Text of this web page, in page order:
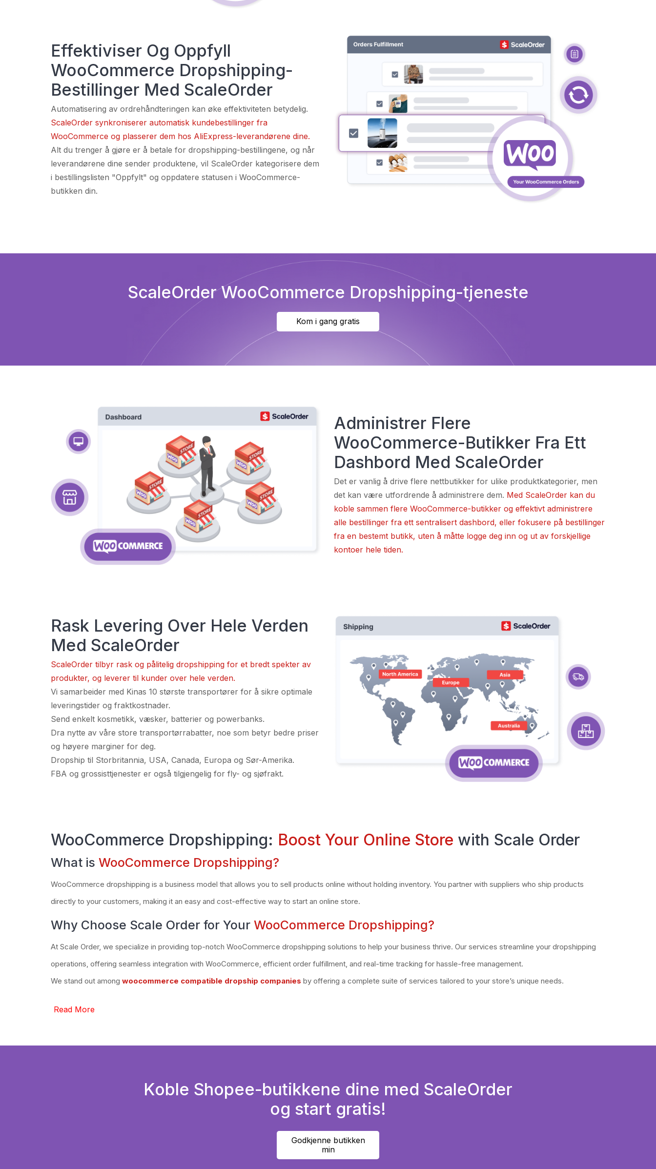
Effektiviser Og Oppfyll
WooCommerce Dropshipping-
Bestillinger Med ScaleOrder
Automatisering av ordrehåndteringen kan øke effektiviteten betydelig.
ScaleOrder synkroniserer automatisk kundebestillinger fra
WooCommerce og plasserer dem hos AliExpress-leverandørene dine.
Alt du trenger å gjøre er å betale for dropshipping-bestillingene, og når
leverandørene dine sender produktene, vil ScaleOrder kategorisere dem
i bestillingslisten "Oppfylt" og oppdatere statusen i WooCommerce-
butikken din.
ScaleOrder WooCommerce Dropshipping-tjeneste
Kom i gang gratis
Administrer Flere
WooCommerce-Butikker Fra Ett
Dashbord Med ScaleOrder
Det er vanlig å drive flere nettbutikker for ulike produktkategorier, men
det kan være utfordrende å administrere dem. Med ScaleOrder kan du
koble sammen flere WooCommerce-butikker og effektivt administrere
alle bestillinger fra ett sentralisert dashbord, eller fokusere på bestillinger
fra en bestemt butikk, uten å måtte logge deg inn og ut av forskjellige
kontoer hele tiden.
Rask Levering Over Hele Verden
Med ScaleOrder
ScaleOrder tilbyr rask og pålitelig dropshipping for et bredt spekter av
produkter, og leverer til kunder over hele verden.
Vi samarbeider med Kinas 10 største transportører for å sikre optimale
leveringstider og fraktkostnader.
Send enkelt kosmetikk, væsker, batterier og powerbanks.
Dra nytte av våre store transportørrabatter, noe som betyr bedre priser
og høyere marginer for deg.
Dropship til Storbritannia, USA, Canada, Europa og Sør-Amerika.
FBA og grossisttjenester er også tilgjengelig for fly- og sjøfrakt.
WooCommerce Dropshipping: Boost Your Online Store with Scale Order
What is WooCommerce Dropshipping?
WooCommerce dropshipping is a business model that allows you to sell products online without holding inventory. You partner with suppliers who ship products
directly to your customers, making it an easy and cost-effective way to start an online store.
Why Choose Scale Order for Your WooCommerce Dropshipping?
At Scale Order, we specialize in providing top-notch WooCommerce dropshipping solutions to help your business thrive. Our services streamline your dropshipping
operations, offering seamless integration with WooCommerce, efficient order fulfillment, and real-time tracking for hassle-free management.
We stand out among woocommerce compatible dropship companies by offering a complete suite of services tailored to your store’s unique needs.
Read More
Koble Shopee-butikkene dine med ScaleOrder
og start gratis!
Godkjenne butikken
min